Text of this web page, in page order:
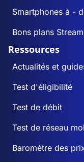
Smartphones à -
Bons plans
Ressources
Actualités et
Test d'éligibilité
Test de débit
Test de réseau
Baromètre des